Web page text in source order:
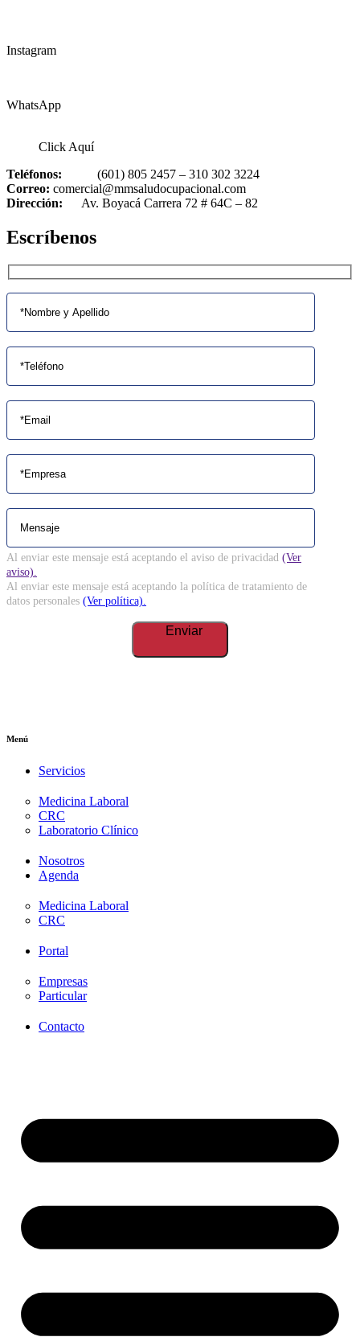
Instagram
WhatsApp
Click Aquí
Teléfonos: (601) 805 2457 – 310 302 3224
Correo: comercial@mmsaludocupacional.com
Dirección: Av. Boyacá Carrera 72 # 64C – 82
Escríbenos
Al enviar este mensaje está aceptando el aviso de privacidad (Ver
aviso).
Al enviar este mensaje está aceptando la política de tratamiento de
datos personales (Ver política).
Menú
Servicios
Medicina Laboral
CRC
Laboratorio Clínico
Nosotros
Agenda
Medicina Laboral
CRC
Portal
Empresas
Particular
Contacto